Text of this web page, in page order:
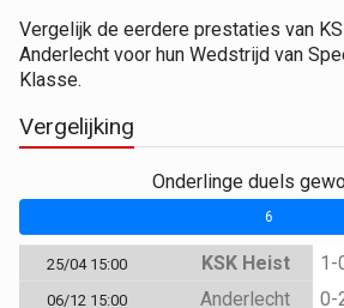
Vergelijk de eerdere prestaties van
Anderlecht voor hun Wedstrijd van
Klasse.
Vergelijking
Onderlinge duels
6
25/04 15:00 KSK Heist 1-
06/12 15:00 Anderlecht 0-